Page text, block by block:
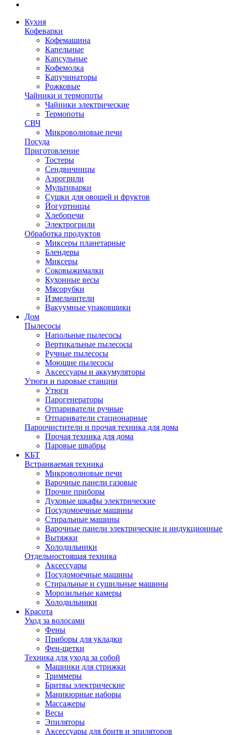
Кухня
Кофеварки
Кофемашина
Капельные
Капсульные
Кофемолка
Капучинаторы
Рожковые
Чайники и термопоты
Чайники электрические
Термопоты
СВЧ
Микроволновые печи
Посуда
Приготовление
Тостеры
Сендвичницы
Аэрогрили
Мультиварки
Сушки для овощей и фруктов
Йогуртницы
Хлебопечи
Электрогрили
Обработка продуктов
Миксеры планетарные
Блендеры
Миксеры
Соковыжималки
Кухонные весы
Мясорубки
Измельчители
Вакуумные упаковщики
Дом
Пылесосы
Напольные пылесосы
Вертикальные пылесосы
Ручные пылесосы
Моющие пылесосы
Аксессуары и аккумуляторы
Утюги и паровые станции
Утюги
Парогенераторы
Отпариватели ручные
Отпариватели стационарные
Пароочистители и прочая техника для дома
Прочая техника для дома
Паровые швабры
КБТ
Встраиваемая техника
Микроволновые печи
Варочные панели газовые
Прочие приборы
Духовые шкафы электрические
Посудомоечные машины
Стиральные машины
Варочные панели электрические и индукционные
Вытяжки
Холодильники
Отдельностоящая техника
Аксессуары
Посудомоечные машины
Стиральные и сушильные машины
Морозильные камеры
Холодильники
Красота
Уход за волосами
Фены
Приборы для укладки
Фен-щетки
Техника для ухода за собой
Машинки для стрижки
Триммеры
Бритвы электрические
Маникюрные наборы
Массажеры
Весы
Эпиляторы
Аксессуары для бритв и эпиляторов